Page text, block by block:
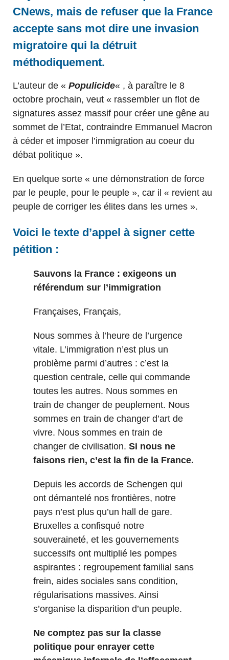
CNews, mais de refuser que la France
accepte sans mot dire une invasion
migratoire qui la détruit
méthodiquement.
L’auteur de « Populicide« , à paraître le 8
octobre prochain, veut « rassembler un flot de
signatures assez massif pour créer une gêne au
sommet de l’Etat, contraindre Emmanuel Macron
à céder et imposer l’immigration au coeur du
débat politique ».
En quelque sorte « une démonstration de force
par le peuple, pour le peuple », car il « revient au
peuple de corriger les élites dans les urnes ».
Voici le texte d’appel à signer cette
pétition :
Sauvons la France : exigeons un
référendum sur l’immigration
Françaises, Français,
Nous sommes à l’heure de l’urgence
vitale. L’immigration n’est plus un
problème parmi d’autres : c’est la
question centrale, celle qui commande
toutes les autres. Nous sommes en
train de changer de peuplement. Nous
sommes en train de changer d’art de
vivre. Nous sommes en train de
changer de civilisation. Si nous ne
faisons rien, c’est la fin de la France.
Depuis les accords de Schengen qui
ont démantelé nos frontières, notre
pays n’est plus qu’un hall de gare.
Bruxelles a confisqué notre
souveraineté, et les gouvernements
successifs ont multiplié les pompes
aspirantes : regroupement familial sans
frein, aides sociales sans condition,
régularisations massives. Ainsi
s’organise la disparition d’un peuple.
Ne comptez pas sur la classe
politique pour enrayer cette